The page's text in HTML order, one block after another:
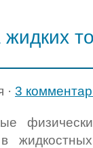
жидких
· 3